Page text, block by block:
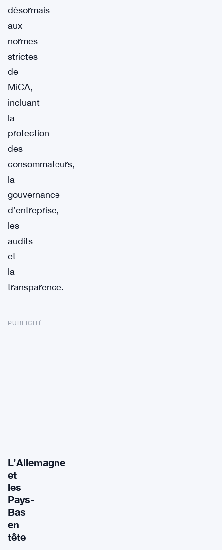
désormais
aux
normes
strictes
de
MiCA,
incluant
la
protection
des
consommateurs,
la
gouvernance
d’entreprise,
les
audits
et
la
transparence.
PUBLICITÉ
L’Allemagne
et
les
Pays-
Bas
en
tête